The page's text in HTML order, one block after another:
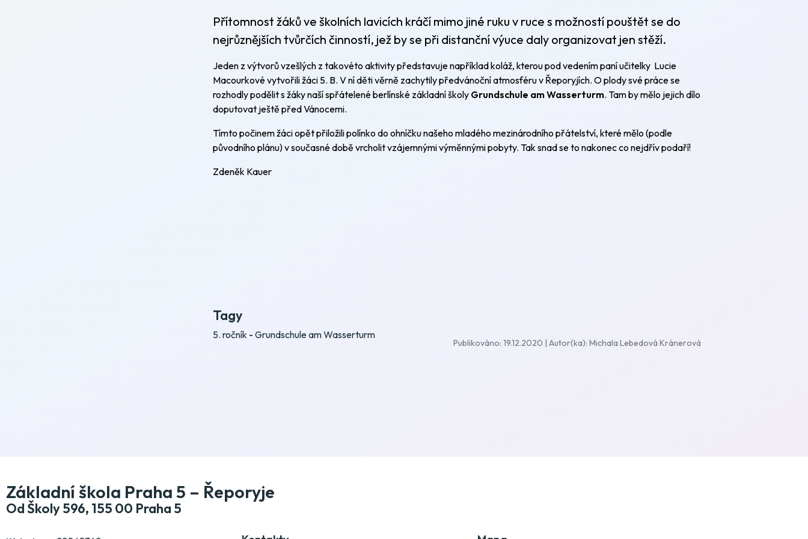
Přítomnost žáků ve školních lavicích kráčí mimo jiné ruku v ruce s možností pouštět se do
nejrůznějších tvůrčích činností, jež by se při distanční výuce daly organizovat jen stěží.
Jeden z výtvorů vzešlých z takovéto aktivity představuje například koláž, kterou pod vedením paní učitelky Lucie
Macourkové vytvořili žáci 5. B. V ní děti věrně zachytily předvánoční atmosféru v Řeporyjích. O plody své práce se
rozhodly podělit s žáky naší spřátelené berlínské základní školy Grundschule am Wasserturm. Tam by mělo jejich dílo
doputovat ještě před Vánocemi.
Tímto počinem žáci opět přiložili polínko do ohníčku našeho mladého mezinárodního přátelství, které mělo (podle
původního plánu) v současné době vrcholit vzájemnými výměnnými pobyty. Tak snad se to nakonec co nejdřív podaří!
Zdeněk Kauer
Tagy
5. ročník - Grundschule am Wasserturm
Publikováno: 19.12.2020 | Autor(ka): Michala Lebedová Kránerová
Základní škola Praha 5 – Řeporyje
Od Školy 596, 155 00 Praha 5